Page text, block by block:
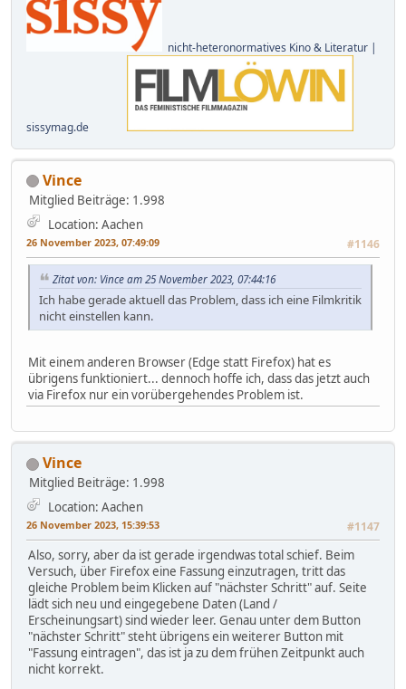
nicht-heteronormatives Kino & Literatur |
sissymag.de
Vince
Mitglied Beiträge: 1.998
Location: Aachen
26 November 2023, 07:49:09 #1146
Zitat von: Vince am 25 November 2023, 07:44:16
Ich habe gerade aktuell das Problem, dass ich eine Filmkritik
nicht einstellen kann.
Mit einem anderen Browser (Edge statt Firefox) hat es
übrigens funktioniert... dennoch hoffe ich, dass das jetzt auch
via Firefox nur ein vorübergehendes Problem ist.
Vince
Mitglied Beiträge: 1.998
Location: Aachen
26 November 2023, 15:39:53 #1147
Also, sorry, aber da ist gerade irgendwas total schief. Beim
Versuch, über Firefox eine Fassung einzutragen, tritt das
gleiche Problem beim Klicken auf "nächster Schritt" auf. Seite
lädt sich neu und eingegebene Daten (Land /
Erscheinungsart) sind wieder leer. Genau unter dem Button
"nächster Schritt" steht übrigens ein weiterer Button mit
"Fassung eintragen", das ist ja zu dem frühen Zeitpunkt auch
nicht korrekt.